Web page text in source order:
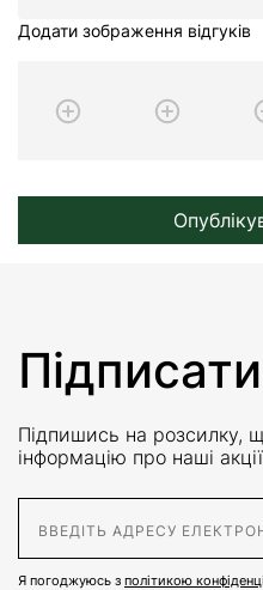
Додати зображення відгуків
Підпишись на розсилку,
інформацію про наші акції
Я погоджуюсь з політикою